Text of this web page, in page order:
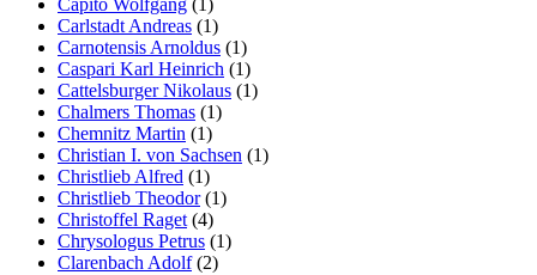
Carlstadt Andreas (1)
Carnotensis Arnoldus (1)
Caspari Karl Heinrich (1)
Cattelsburger Nikolaus (1)
Chalmers Thomas (1)
Chemnitz Martin (1)
Christian I. von Sachsen (1)
Christlieb Alfred (1)
Christlieb Theodor(1)
Christoffel Raget (4)
Chrysologus Petrus (1)
Clarenbach Adolf(2)